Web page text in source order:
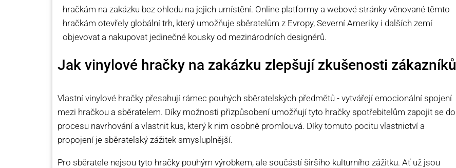
hračkám na zakázku bez ohledu na jejich umístění. Online platformy a webové stránky věnované těmto
hračkám otevřely globální trh, který umožňuje sběratelům z Evropy, Severní Ameriky i dalších zemí
objevovat a nakupovat jedinečné kousky od mezinárodních designérů.
Jak vinylové hračky na zakázku zlepšují zkušenosti zákazníků
Vlastní vinylové hračky přesahují rámec pouhých sběratelských předmětů - vytvářejí emocionální spojení
mezi hračkou a sběratelem. Díky možnosti přizpůsobení umožňují tyto hračky spotřebitelům zapojit se do
procesu navrhování a vlastnit kus, který k nim osobně promlouvá. Díky tomuto pocitu vlastnictví a
propojení je sběratelský zážitek smysluplnější.
Pro sběratele nejsou tyto hračky pouhým výrobkem, ale součástí širšího kulturního zážitku. Ať už jsou